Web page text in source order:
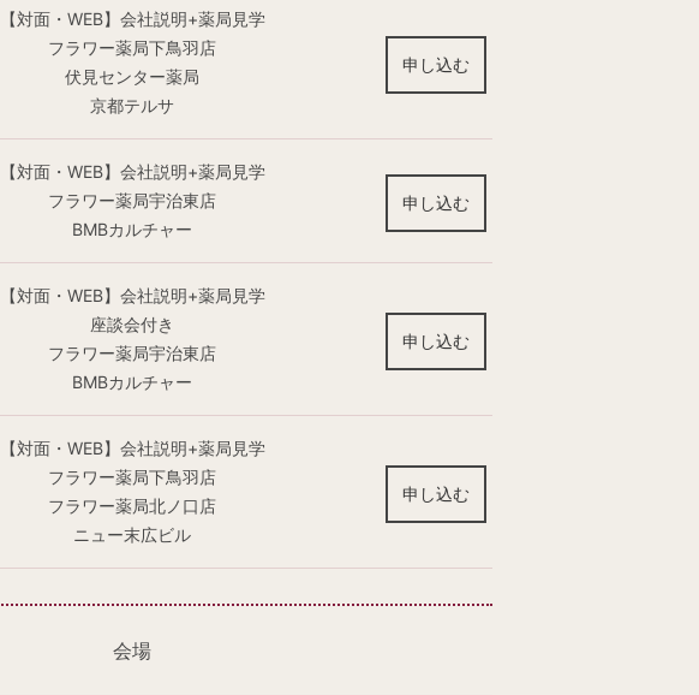
【対面・WEB】会社説明+薬局見学
フラワー薬局下鳥羽店
伏見センター薬局
京都テルサ
申し込む
【対面・WEB】会社説明+薬局見学
フラワー薬局宇治東店
BMBカルチャー
申し込む
【対面・WEB】会社説明+薬局見学
座談会付き
フラワー薬局宇治東店
BMBカルチャー
申し込む
【対面・WEB】会社説明+薬局見学
フラワー薬局下鳥羽店
フラワー薬局北ノ口店
ニュー末広ビル
申し込む
会場